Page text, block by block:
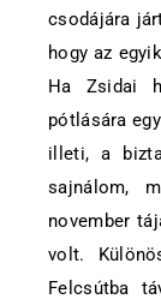
csodájára
hogy az
Ha Zsidai
pótlására
illeti, a
sajnálom,
november
volt.
Felcsútba